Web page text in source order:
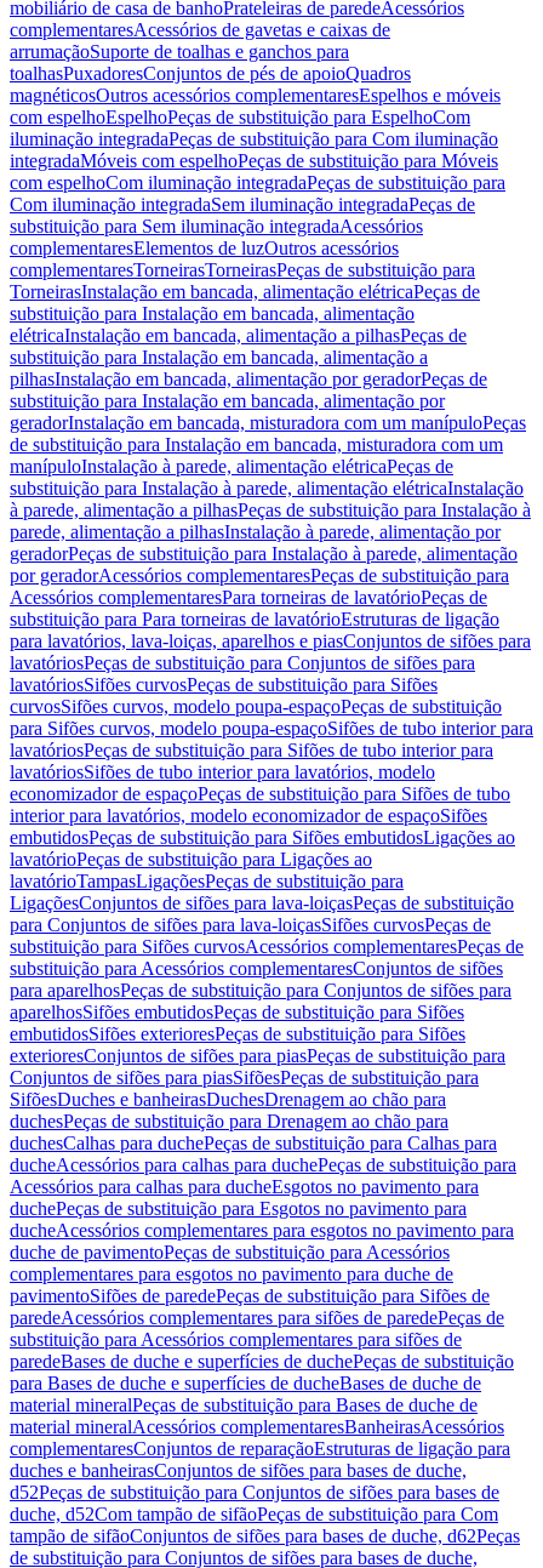
mobiliário de casa de banhoPrateleiras de paredeAcessórios
complementaresAcessórios de gavetas e caixas de
arrumaçãoSuporte de toalhas e ganchos para
toalhasPuxadoresConjuntos de pés de apoioQuadros
magnéticosOutros acessórios complementaresEspelhos e móveis
com espelhoEspelhoPeças de substituição para EspelhoCom
iluminação integradaPeças de substituição para Com iluminação
integradaMóveis com espelhoPeças de substituição para Móveis
com espelhoCom iluminação integradaPeças de substituição para
Com iluminação integradaSem iluminação integradaPeças de
substituição para Sem iluminação integradaAcessórios
complementaresElementos de luzOutros acessórios
complementaresTorneirasTorneirasPeças de substituição para
TorneirasInstalação em bancada, alimentação elétricaPeças de
substituição para Instalação em bancada, alimentação
elétricaInstalação em bancada, alimentação a pilhasPeças de
substituição para Instalação em bancada, alimentação a
pilhasInstalação em bancada, alimentação por geradorPeças de
substituição para Instalação em bancada, alimentação por
geradorInstalação em bancada, misturadora com um manípuloPeças
de substituição para Instalação em bancada, misturadora com um
manípuloInstalação à parede, alimentação elétricaPeças de
substituição para Instalação à parede, alimentação elétricaInstalação
à parede, alimentação a pilhasPeças de substituição para Instalação à
parede, alimentação a pilhasInstalação à parede, alimentação por
geradorPeças de substituição para Instalação à parede, alimentação
por geradorAcessórios complementaresPeças de substituição para
Acessórios complementaresPara torneiras de lavatórioPeças de
substituição para Para torneiras de lavatórioEstruturas de ligação
para lavatórios, lava-loiças, aparelhos e piasConjuntos de sifões para
lavatóriosPeças de substituição para Conjuntos de sifões para
lavatóriosSifões curvosPeças de substituição para Sifões
curvosSifões curvos, modelo poupa-espaçoPeças de substituição
para Sifões curvos, modelo poupa-espaçoSifões de tubo interior para
lavatóriosPeças de substituição para Sifões de tubo interior para
lavatóriosSifões de tubo interior para lavatórios, modelo
economizador de espaçoPeças de substituição para Sifões de tubo
interior para lavatórios, modelo economizador de espaçoSifões
embutidosPeças de substituição para Sifões embutidosLigações ao
lavatórioPeças de substituição para Ligações ao
lavatórioTampasLigaçõesPeças de substituição para
LigaçõesConjuntos de sifões para lava-loiçasPeças de substituição
para Conjuntos de sifões para lava-loiçasSifões curvosPeças de
substituição para Sifões curvosAcessórios complementaresPeças de
substituição para Acessórios complementaresConjuntos de sifões
para aparelhosPeças de substituição para Conjuntos de sifões para
aparelhosSifões embutidosPeças de substituição para Sifões
embutidosSifões exterioresPeças de substituição para Sifões
exterioresConjuntos de sifões para piasPeças de substituição para
Conjuntos de sifões para piasSifõesPeças de substituição para
SifõesDuches e banheirasDuchesDrenagem ao chão para
duchesPeças de substituição para Drenagem ao chão para
duchesCalhas para duchePeças de substituição para Calhas para
ducheAcessórios para calhas para duchePeças de substituição para
Acessórios para calhas para ducheEsgotos no pavimento para
duchePeças de substituição para Esgotos no pavimento para
ducheAcessórios complementares para esgotos no pavimento para
duche de pavimentoPeças de substituição para Acessórios
complementares para esgotos no pavimento para duche de
pavimentoSifões de paredePeças de substituição para Sifões de
paredeAcessórios complementares para sifões de paredePeças de
substituição para Acessórios complementares para sifões de
paredeBases de duche e superfícies de duchePeças de substituição
para Bases de duche e superfícies de ducheBases de duche de
material mineralPeças de substituição para Bases de duche de
material mineralAcessórios complementaresBanheirasAcessórios
complementaresConjuntos de reparaçãoEstruturas de ligação para
duches e banheirasConjuntos de sifões para bases de duche,
d52Peças de substituição para Conjuntos de sifões para bases de
duche, d52Com tampão de sifãoPeças de substituição para Com
tampão de sifãoConjuntos de sifões para bases de duche, d62Peças
de substituição para Conjuntos de sifões para bases de duche,